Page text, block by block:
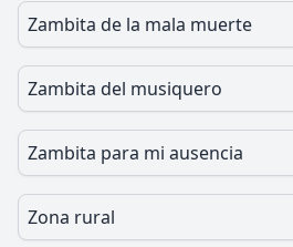
Zambita de la mala muerte
Zambita del musiquero
Zambita para mi ausencia
Zona rural